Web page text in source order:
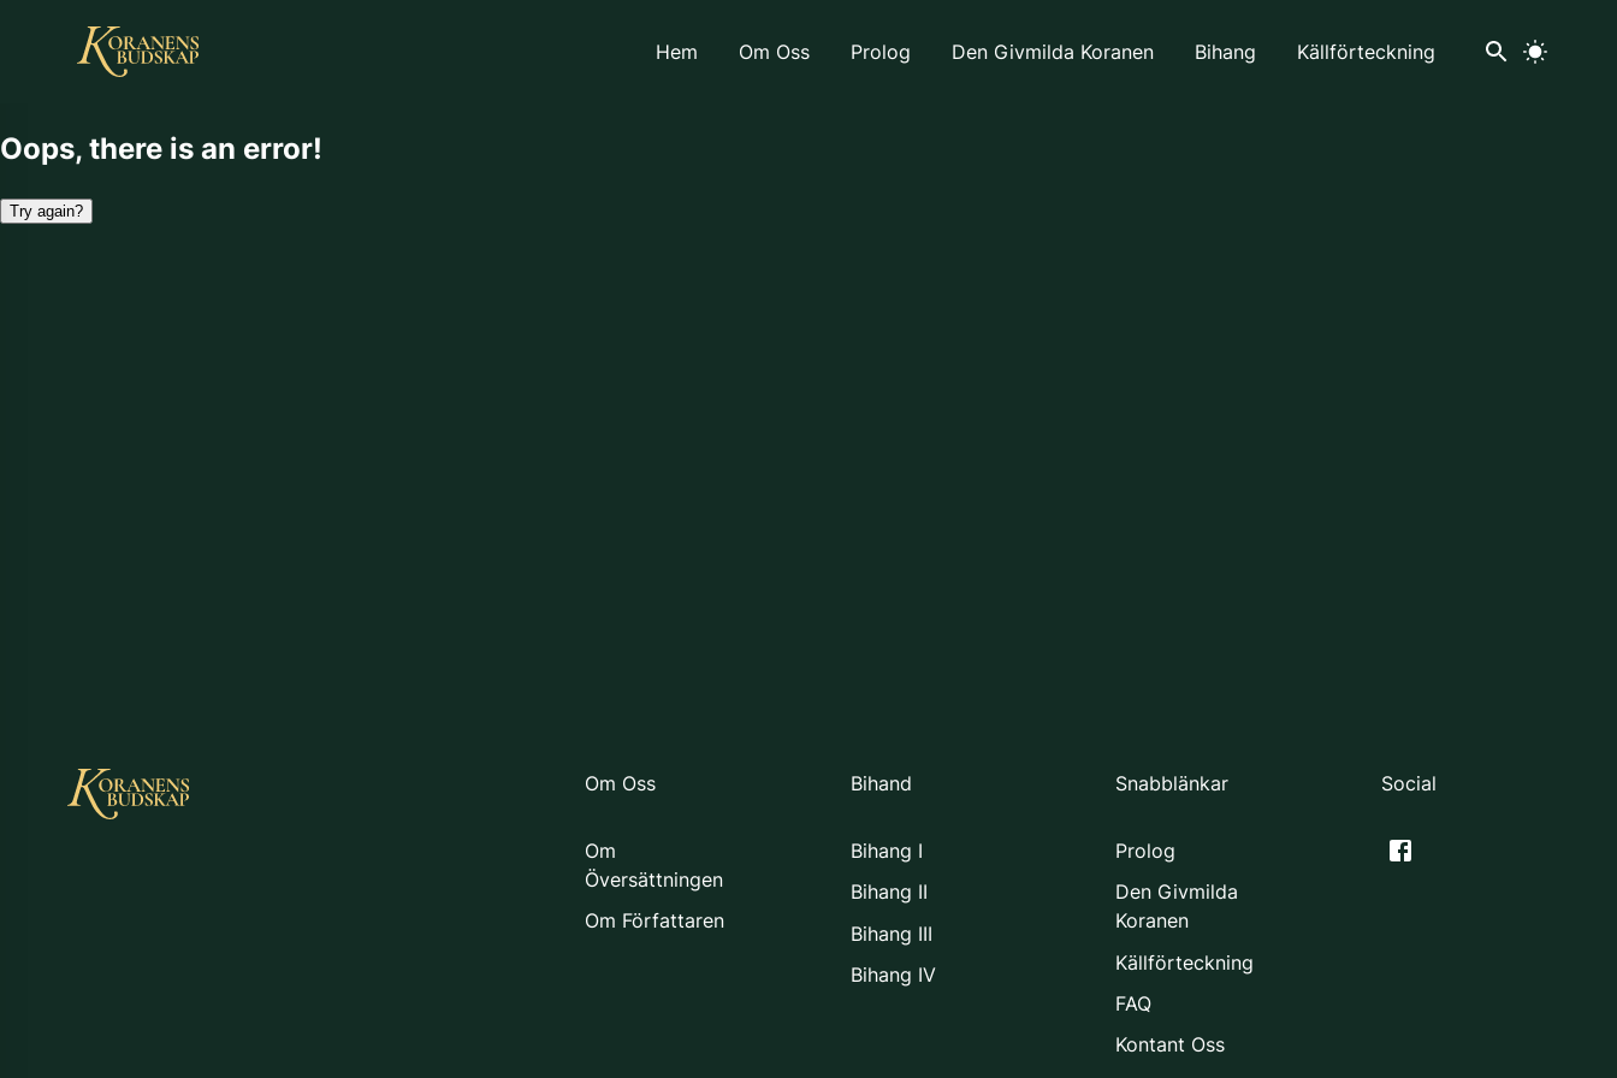
Hem Om Oss Prolog Den Givmilda Koranen Bihang Källförteckning
Oops, there is an error!
Try again?
Om Oss
Om
Översättningen
Om Författaren
Bihand
Bihang I
Bihang II
Bihang III
Bihang IV
Snabblänkar
Prolog
Den Givmilda
Koranen
Källförteckning
FAQ
Kontant Oss
Social